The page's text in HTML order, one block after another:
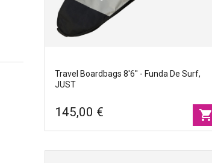
Travel Boardbags 8'6'' - Funda De Surf,
JUST
145,00 € shopping_cart